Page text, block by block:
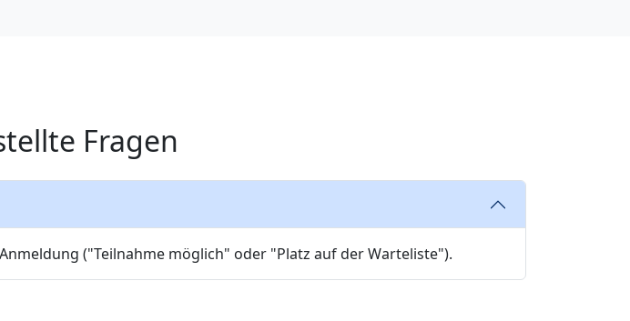
Fragen
("Teilnahme möglich" oder "Platz auf der Warteliste").